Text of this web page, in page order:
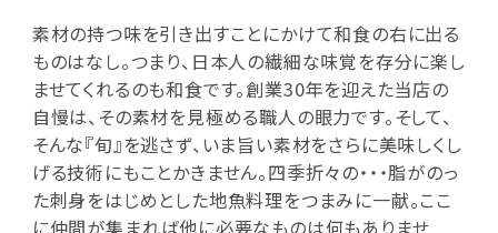
素材の持つ味を引き出すことにかけて和食の右に出る
ものはなし。つまり、日本人の繊細な味覚を存分に楽し
ませてくれるのも和食です。創業30年を迎えた当店の
自慢は、その素材を見極める職人の眼力です。そして、
そんな『旬』を逃さず、いま旨い素材をさらに美味しくし
げる技術にもことかきません。四季折々の・・・脂がのっ
た刺身をはじめとした地魚料理をつまみに一献。ここ
に仲間が集まれば他に必要なものは何もありませ